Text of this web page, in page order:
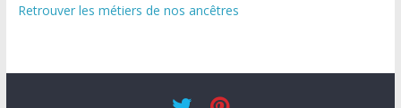
Retrouver les métiers de nos ancêtres